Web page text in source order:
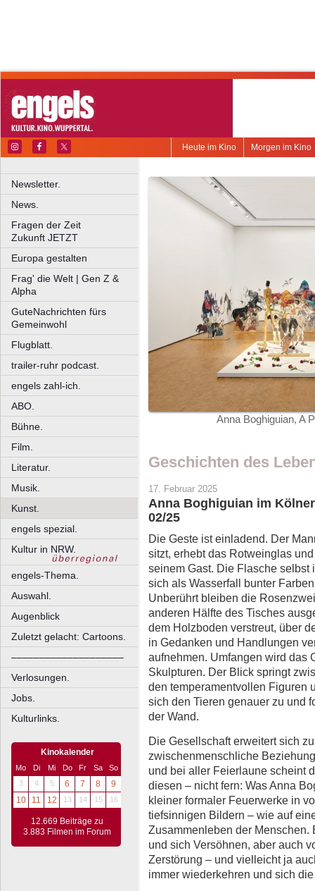
Morgen im Kino
Heute im Kino
Newsletter.
News.
Fragen der Zeit
Zukunft JETZT
Europa gestalten
Frag' die Welt | Gen Z &
Alpha
GuteNachrichten fürs
Gemeinwohl
Flugblatt.
trailer-ruhr podcast.
engels zahl-ich.
ABO.
Bühne.
Film.
Literatur.
Musik.
Kunst.
engels spezial.
Kultur in NRW.
engels-Thema.
Auswahl.
Augenblick
Zuletzt gelacht: Cartoons.
––––––––––––––––––––
Verlosungen.
Jobs.
Kulturlinks.
Kinokalender
Mo Di Mi Do Fr Sa
So
3
4 5 6 7 8
9
10
11 12 13 14 15 16
12.669 Beiträge zu
3.883 Filmen im Forum
Anna Boghiguian, A
Geschichten des
17. Februar 2025
Anna Boghiguian im
02/25
Die Geste ist einladend. Der
sitzt, erhebt das Rotweinglas
seinem Gast. Die Flasche
sich als Wasserfall bunter
Unberührt bleiben die
anderen Hälfte des Tisches
dem Holzboden verstreut, über
in Gedanken und Handlungen
aufnehmen. Umfangen wird das
Skulpturen. Der Blick springt
den temperamentvollen Figuren
sich den Tieren genauer zu und
der Wand.
Die Gesellschaft erweitert sich
zwischenmenschliche
und bei aller Feierlaune scheint
diesen – nicht fern: Was Anna
kleiner formaler Feuerwerke in
tiefsinnigen Bildern – wie auf
Zusammenleben der
und sich Versöhnen, aber auch
Zerstörung – und vielleicht ja
immer wiederkehren und sich